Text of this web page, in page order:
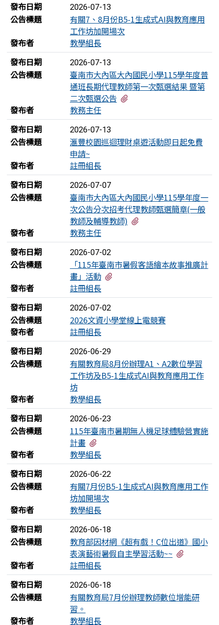
發布日期
2026-07-13
公告標題
有關7、8月份B5-1生成式AI與教育應用
工作坊加開場次
發布者
教學組長
發布日期
2026-07-13
公告標題
臺南市大內區大內國民小學115學年度普
通班長期代理教師第一次甄選結果 暨第
二次甄選公告
發布者
教務主任
發布日期
2026-07-13
公告標題
滙豐校園巡迴理財桌遊活動即日起免費
申請~
發布者
註冊組長
發布日期
2026-07-07
公告標題
臺南市大內區大內國民小學115學年度一
次公告分次招考代理教師甄選簡章(一般
教師及輔導教師)
發布者
教務主任
發布日期
2026-07-02
公告標題
「115年臺南市暑假客語繪本故事推廣計
畫」活動
發布者
註冊組長
發布日期
2026-07-02
公告標題
2026文資小學堂線上電競賽
發布者
註冊組長
發布日期
2026-06-29
公告標題
有關教育局8月份辦理A1、A2數位學習
工作坊及B5-1生成式AI與教育應用工作
坊
發布者
教學組長
發布日期
2026-06-23
公告標題
115年臺南市暑期無人機足球體驗營實施
計畫
發布者
教學組長
發布日期
2026-06-22
公告標題
有關7月份B5-1生成式AI與教育應用工作
坊加開場次
發布者
教學組長
發布日期
2026-06-18
公告標題
教育部因材網《超有戲！C位出道》國小
表演藝術暑假自主學習活動~~
發布者
註冊組長
發布日期
2026-06-18
公告標題
有關教育局7月份辦理教師數位增能研
習。
發布者
教學組長